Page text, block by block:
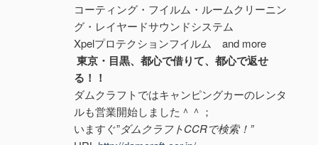
コーティング・フイルム・ルームクリーニン
グ・レイヤードサウンドシステム
Xpelプロテクションフイルム and more
東京・目黒、都心で借りて、都心で返せ
る！！
ダムクラフトではキャンピングカーのレンタ
ルも営業開始しました＾＾；
いますぐ”ダムクラフトCCRで検索！”